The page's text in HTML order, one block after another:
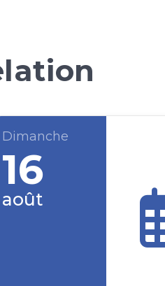
Dimanche
16
août